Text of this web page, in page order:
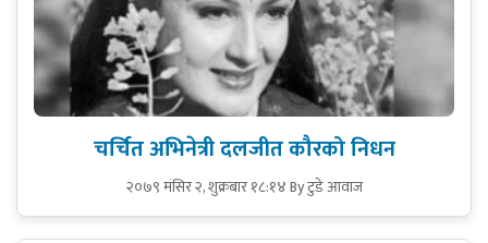
चर्चित अभिनेत्री दलजीत कौरको निधन
२०७९ मंसिर २, शुक्रबार १८:१४By टुडे आवाज